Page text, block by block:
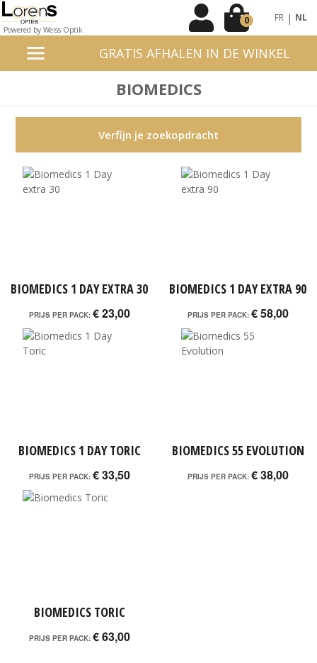
Powered by Weiss Optik
0 FR | NL
GRATIS AFHALEN IN DE WINKEL
BIOMEDICS
Verfijn je zoekopdracht
BIOMEDICS 1 DAY EXTRA 30
PRIJS PER PACK: € 23,00
BIOMEDICS 1 DAY EXTRA 90
PRIJS PER PACK: € 58,00
BIOMEDICS 1 DAY TORIC
PRIJS PER PACK: € 33,50
BIOMEDICS 55 EVOLUTION
PRIJS PER PACK: € 38,00
BIOMEDICS TORIC
PRIJS PER PACK: € 63,00